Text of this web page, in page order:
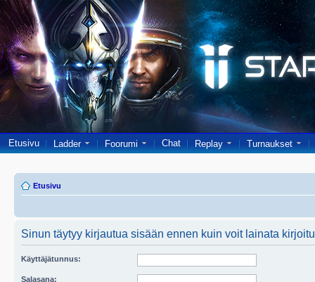
Etusivu Ladder Foorumi Chat Replay Turnaukset
Etusivu
Sinun täytyy kirjautua sisään ennen kuin voit lainata
Käyttäjätunnus:
Salasana: